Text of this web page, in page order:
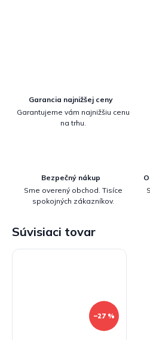
Garancia najnižšej ceny
Garantujeme vám najnižšiu cenu
na trhu.
Bezpečný nákup
Sme overený obchod. Tisíce
spokojných zákazníkov.
Súvisiaci tovar
–27 %